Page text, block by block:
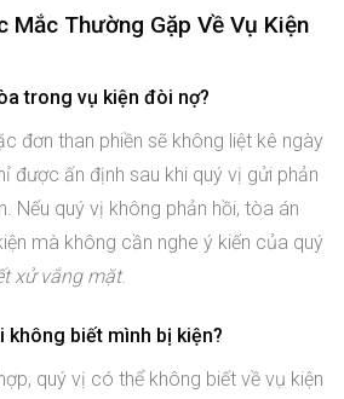
Mắc Thường Gặp Về Vụ Kiện
trong vụ kiện đòi nợ?
đơn than phiền sẽ không liệt kê ngày
được ấn định sau khi quý vị gửi phản
Nếu quý vị không phản hồi, tòa án
mà không cần nghe ý kiến của quý
xử vắng mặt.
biết mình bị kiện?
quý vị có thể không biết về vụ kiện